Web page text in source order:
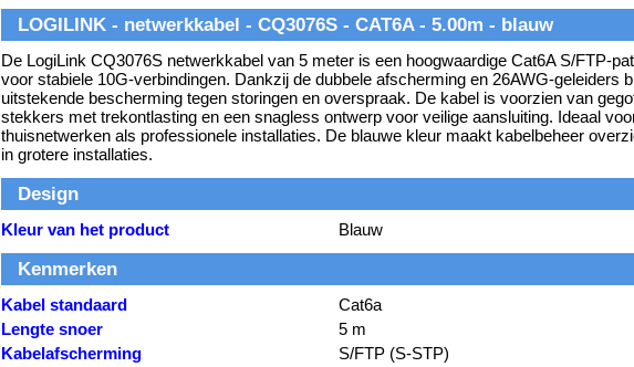
LOGILINK - netwerkkabel - CQ3076S - CAT6A - 5.00m - blauw
De LogiLink CQ3076S netwerkkabel van 5 meter is een hoogwaardige Cat6A S/FTP-
voor stabiele 10G-verbindingen. Dankzij de dubbele afscherming en 26AWG-geleiders
uitstekende bescherming tegen storingen en overspraak. De kabel is voorzien van
stekkers met trekontlasting en een snagless ontwerp voor veilige aansluiting. Ideaal
thuisnetwerken als professionele installaties. De blauwe kleur maakt kabelbeheer
in grotere installaties.
Design
Kleur van het product Blauw
Kenmerken
Kabel standaard
Cat6a
Lengte snoer
5 m
Kabelafscherming
S/FTP (S-STP)